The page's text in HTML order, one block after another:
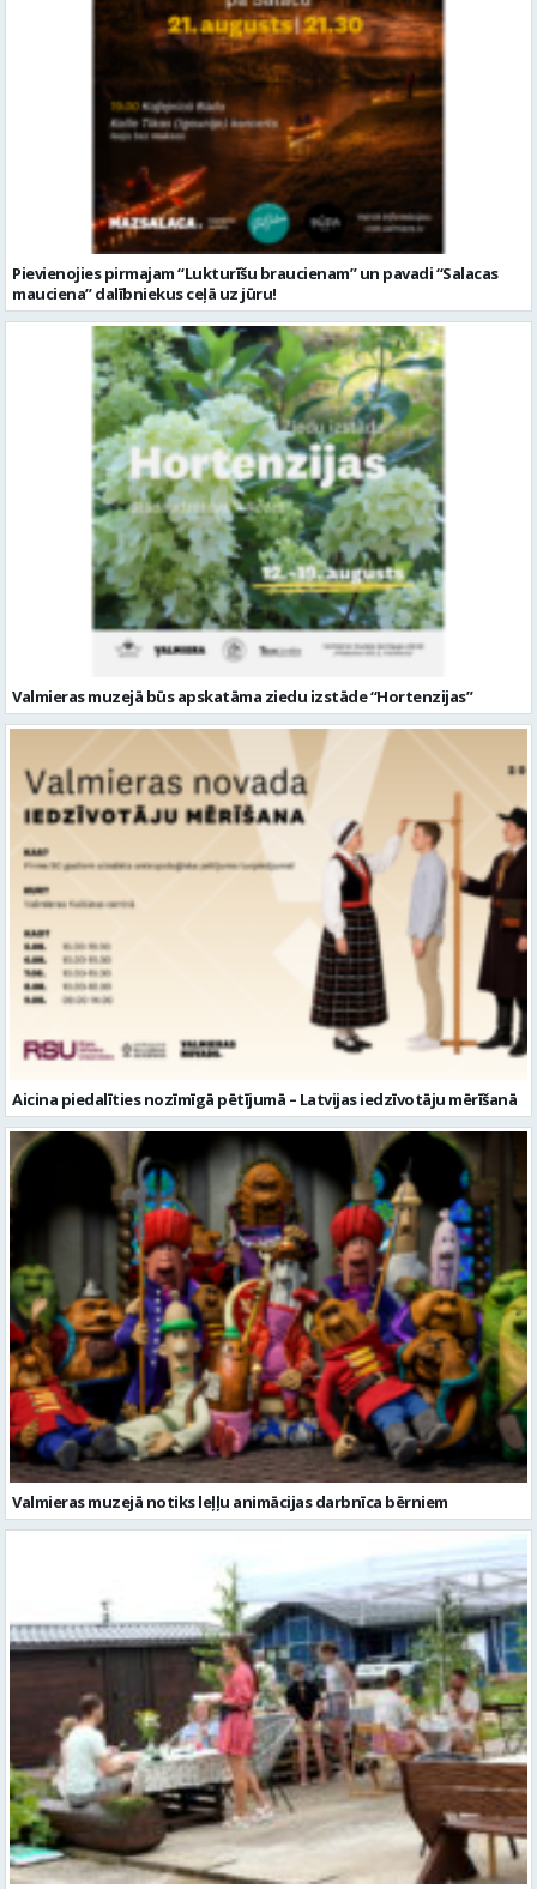
Pievienojies pirmajam “Lukturīšu braucienam” un pavadi “Salacas
mauciena” dalībniekus ceļā uz jūru!
Valmieras muzejā būs apskatāma ziedu izstāde “Hortenzijas”
Aicina piedalīties nozīmīgā pētījumā – Latvijas iedzīvotāju mērīšanā
Valmieras muzejā notiks leļļu animācijas darbnīca bērniem